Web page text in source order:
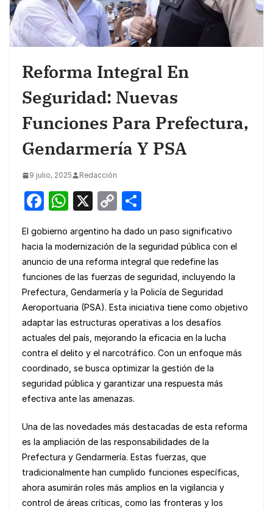
Reforma Integral En
Seguridad: Nuevas
Funciones Para Prefectura,
Gendarmería Y PSA
9 julio, 2025 Redacción
F
c
e
b
o
o
k
W
at
s
A
p
p
X
C
p
y
Li
n
k
ar
e
El gobierno argentino ha dado un paso significativo
hacia la modernización de la seguridad pública con el
anuncio de una reforma integral que redefine las
funciones de las fuerzas de seguridad, incluyendo la
Prefectura, Gendarmería y la Policía de Seguridad
Aeroportuaria (PSA). Esta iniciativa tiene como objetivo
adaptar las estructuras operativas a los desafíos
actuales del país, mejorando la eficacia en la lucha
contra el delito y el narcotráfico. Con un enfoque más
coordinado, se busca optimizar la gestión de la
seguridad pública y garantizar una respuesta más
efectiva ante las amenazas.
Una de las novedades más destacadas de esta reforma
es la ampliación de las responsabilidades de la
Prefectura y Gendarmería. Estas fuerzas, que
tradicionalmente han cumplido funciones específicas,
ahora asumirán roles más amplios en la vigilancia y
control de áreas críticas, como las fronteras y los